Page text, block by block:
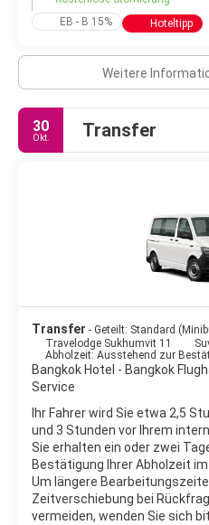
Bangkok besitzt einen
Touristen erlaubt, die Stadt auf
vollen Straßen zeitaufwendig
Während des Monsuns, etwa
meiste Niederschlag, in der
EB - B 15%
Hoteltipp
Weitere
30
Okt. Transfer
Transfer - Geteilt: Standard
Travelodge Sukhumvit 11
Abholzeit: Ausstehend zur
Bangkok Hotel - Bangkok
Service
Ihr Fahrer wird Sie etwa 2,5
und 3 Stunden vor Ihrem
Sie erhalten ein oder zwei
Bestätigung Ihrer Abholzeit im
Um längere
Zeitverschiebung bei
vermeiden, wenden Sie sich